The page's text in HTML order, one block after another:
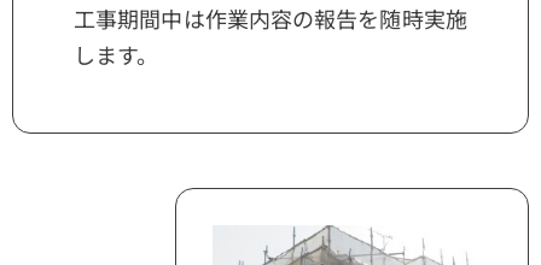
工事期間中は作業内容の報告を随時実施
します。